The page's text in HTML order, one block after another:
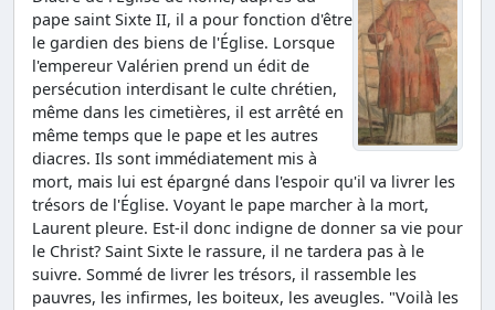
pape saint Sixte II, il a pour fonction d'être
le gardien des biens de l'Église. Lorsque
l'empereur Valérien prend un édit de
persécution interdisant le culte chrétien,
même dans les cimetières, il est arrêté en
même temps que le pape et les autres
diacres. Ils sont immédiatement mis à
mort, mais lui est épargné dans l'espoir qu'il va livrer les
trésors de l'Église. Voyant le pape marcher à la mort,
Laurent pleure. Est-il donc indigne de donner sa vie pour
le Christ? Saint Sixte le rassure, il ne tardera pas à le
suivre. Sommé de livrer les trésors, il rassemble les
pauvres, les infirmes, les boiteux, les aveugles. "Voilà les